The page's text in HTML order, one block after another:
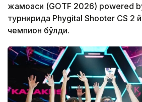
жамоаси (GOTF 2026) powered
турнирида Phygital Shooter CS 2
чемпион бўлди.